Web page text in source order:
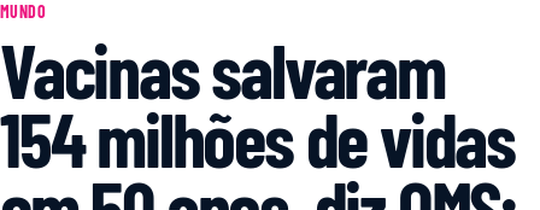
MUNDO
Vacinas salvaram
154 milhões de vidas